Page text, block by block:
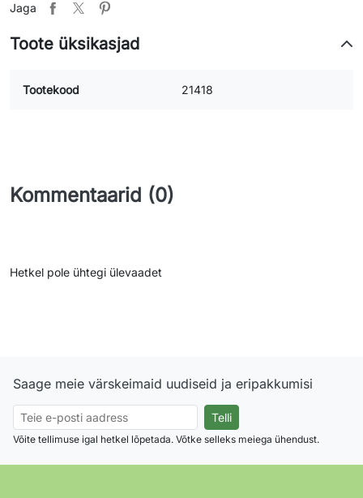
Jaga
Toote üksikasjad
Tootekood 21418
Kommentaarid (0)
Hetkel pole ühtegi ülevaadet
Saage meie värskeimaid uudiseid ja eripakkumisi
Võite tellimuse igal hetkel lõpetada. Võtke selleks meiega ühendust.